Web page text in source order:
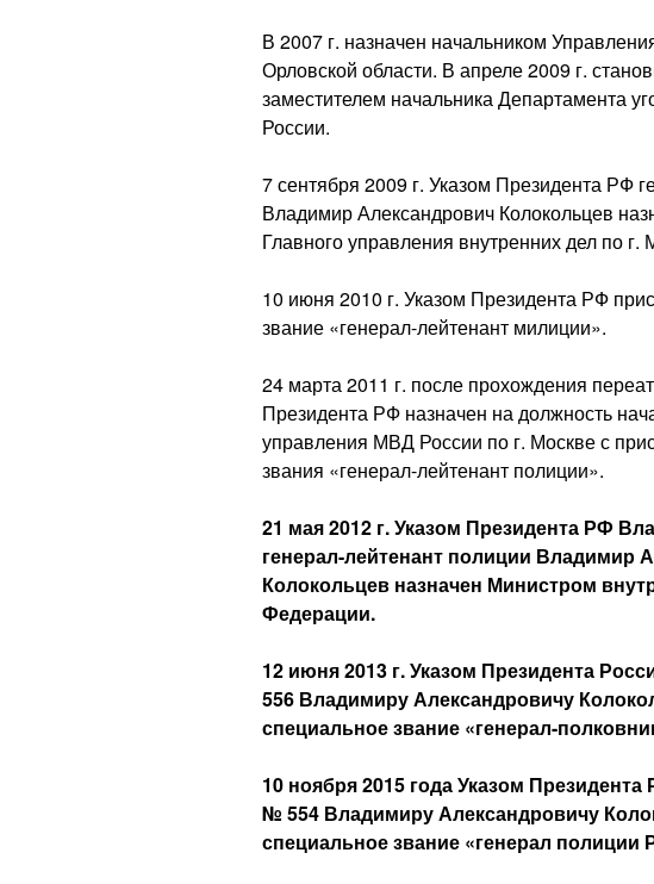
В 2007 г. назначен начальником
Орловской области. В апреле 2009 г.
заместителем начальника Департамента
России.
7 сентября 2009 г. Указом Президента РФ
Владимир Александрович Колокольцев
Главного управления внутренних дел по г.
10 июня 2010 г. Указом Президента РФ
звание «генерал-лейтенант милиции».
24 марта 2011 г. после прохождения
Президента РФ назначен на должность
управления МВД России по г. Москве с
звания «генерал-лейтенант полиции».
21 мая 2012 г. Указом Президента РФ
генерал-лейтенант полиции Владимир
Колокольцев назначен Министром
Федерации.
12 июня 2013 г. Указом Президента
556 Владимиру Александровичу
специальное звание «генерал-
10 ноября 2015 года Указом
№ 554 Владимиру Александровичу
специальное звание «генерал полиции